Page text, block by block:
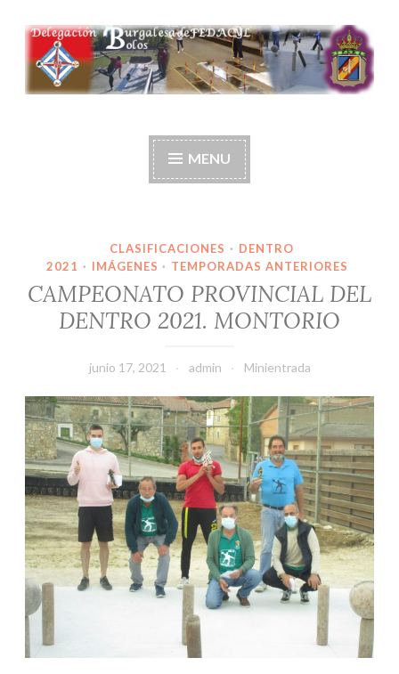
Ir
al
contenido
Delegación burgalesa
de fedacyl-bolos
MENU
CLASIFICACIONES · DENTRO
2021 · IMÁGENES · TEMPORADAS ANTERIORES
CAMPEONATO PROVINCIAL DEL
DENTRO 2021. MONTORIO
junio 17, 2021 admin Minientrada